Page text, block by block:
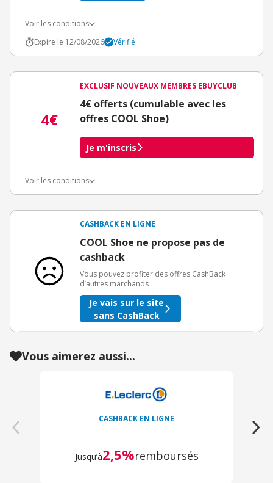
Voir les conditions
Expire le 12/08/2026
Vérifié
4€
EXCLUSIF NOUVEAUX MEMBRES EBUYCLUB
4€ offerts (cumulable avec les
offres COOL Shoe)
Je m'inscris
Voir les conditions
3€ de bienvenue crédités immédiatement + 1€ supplémentaire
Offre réservée à une toute première inscription chez eBuyClub.
CASHBACK EN LIGNE
COOL Shoe ne propose pas de
cashback
Vous pouvez profiter des offres CashBack
d’autres marchands
Je vais sur le site
sans CashBack
Vous aimerez aussi...
CASHBACK EN LIGNE
Jusqu’à2,5%remboursés